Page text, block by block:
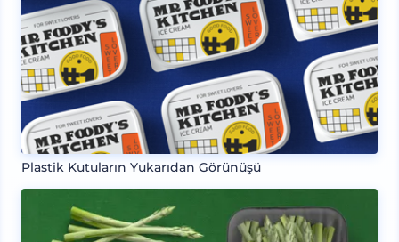
Plastik Kutuların Yukarıdan Görünüşü